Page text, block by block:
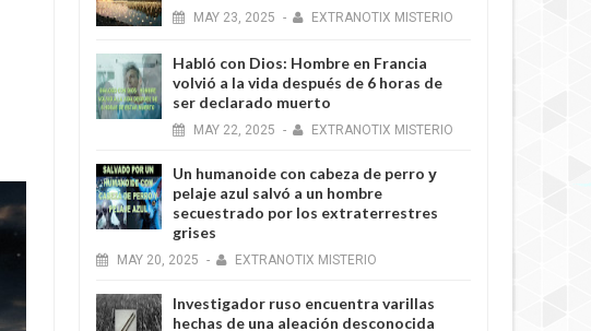
MAY 23, 2025 - EXTRANOTIX MISTERIO
Habló con Dios: Hombre en Francia
volvió a la vida después de 6 horas de
ser declarado muerto
MAY 22, 2025 - EXTRANOTIX MISTERIO
Un humanoide con cabeza de perro у
pelaje azul salvó a un hombre
secuestrado por los extraterrestres
grises
MAY 20, 2025 - EXTRANOTIX MISTERIO
Investigador ruso encuentra varillas
hechas de una aleación desconocida